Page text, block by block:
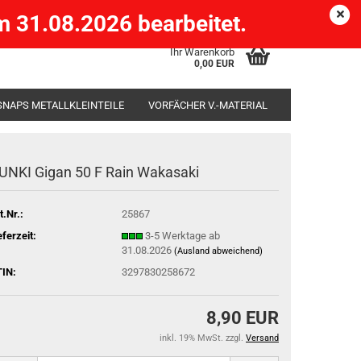
) Kundenlogin
Ihr Warenkorb
0,00 EUR
31.08.2026 bearbeitet.
METALLKLEINTEILE VORFÄCHER V.-MATERIAL
Gigan 50 F Rain Wakasaki
25867
3-5 Werktage ab
31.08.2026 (Ausland abweichend)
3297830258672
8,90 EUR
inkl. 19% MwSt. zzgl. Versand